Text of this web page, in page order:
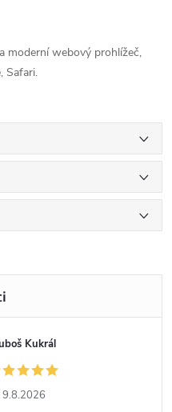
moderní webový prohlížeč,
Safari.
Kukrál
9.8.2026